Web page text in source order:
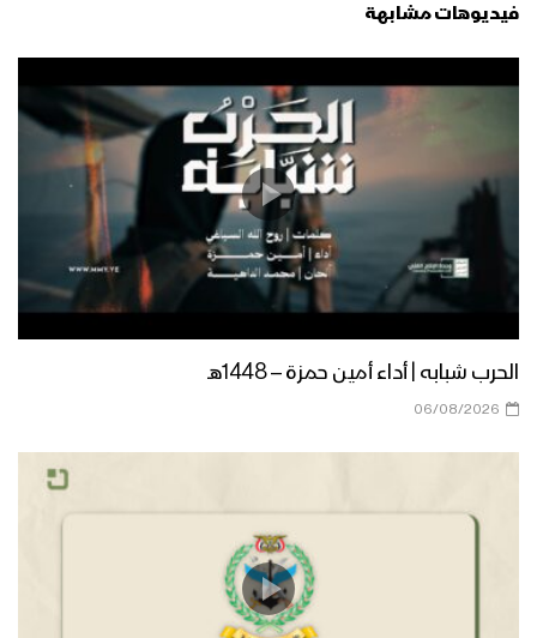
فيديوهات مشابهة
الحرب شبابه | أداء أمين حمزة – 1448هـ
06/08/2026